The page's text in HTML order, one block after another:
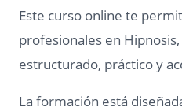
Este curso online te
profesionales en
estructurado, práctico y
La formación está